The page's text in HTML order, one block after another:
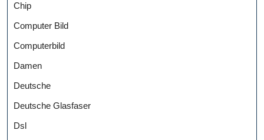
Chip
Computer Bild
Computerbild
Damen
Deutsche
Deutsche Glasfaser
Dsl